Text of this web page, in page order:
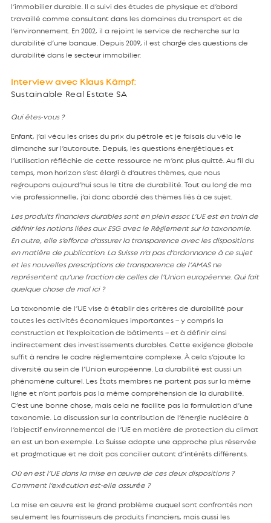
l’immobilier durable. Il a suivi des études de physique et d’abord
travaillé comme consultant dans les domaines du transport et de
l’environnement. En 2002, il a rejoint le service de recherche sur la
durabilité d’une banque. Depuis 2009, il est chargé des questions de
durabilité dans le secteur immobilier.
Interview avec Klaus Kämpf:
Sustainable Real Estate SA
Qui êtes-vous ?
Enfant, j’ai vécu les crises du prix du pétrole et je faisais du vélo le
dimanche sur l’autoroute. Depuis, les questions énergétiques et
l’utilisation réfléchie de cette ressource ne m’ont plus quitté. Au fil du
temps, mon horizon s’est élargi à d’autres thèmes, que nous
regroupons aujourd’hui sous le titre de durabilité. Tout au long de ma
vie professionnelle, j’ai donc abordé des thèmes liés à ce sujet.
Les produits financiers durables sont en plein essor. L’UE est en train de
définir les notions liées aux ESG avec le Règlement sur la taxonomie.
En outre, elle s’efforce d’assurer la transparence avec les dispositions
en matière de publication. La Suisse n’a pas d’ordonnance à ce sujet
et les nouvelles prescriptions de transparence de l’AMAS ne
représentent qu’une fraction de celles de l’Union européenne. Qui fait
quelque chose de mal ici ?
La taxonomie de l’UE vise à établir des critères de durabilité pour
toutes les activités économiques importantes – y compris la
construction et l’exploitation de bâtiments – et à définir ainsi
indirectement des investissements durables. Cette exigence globale
suffit à rendre le cadre réglementaire complexe. À cela s’ajoute la
diversité au sein de l’Union européenne. La durabilité est aussi un
phénomène culturel. Les États membres ne partent pas sur la même
ligne et n’ont parfois pas la même compréhension de la durabilité.
C’est une bonne chose, mais cela ne facilite pas la formulation d’une
taxonomie. La discussion sur la contribution de l’énergie nucléaire à
l’objectif environnemental de l’UE en matière de protection du climat
en est un bon exemple. La Suisse adopte une approche plus réservée
et pragmatique et ne doit pas concilier autant d’intérêts différents.
Où en est l’UE dans la mise en œuvre de ces deux dispositions ?
Comment l’exécution est-elle assurée ?
La mise en œuvre est le grand problème auquel sont confrontés non
seulement les fournisseurs de produits financiers, mais aussi les